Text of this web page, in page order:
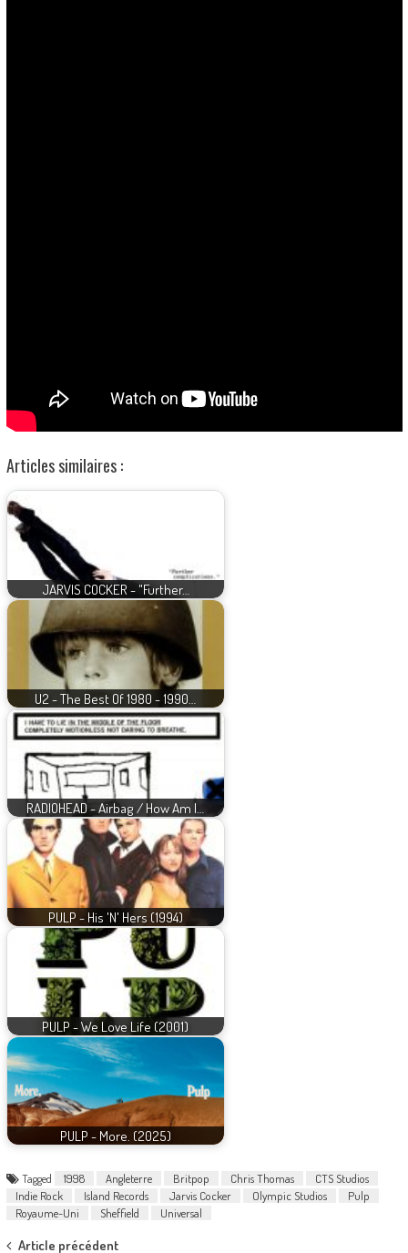
Articles similaires :
JARVIS COCKER - "Further…
U2 - The Best Of 1980 - 1990…
RADIOHEAD - Airbag / How Am I…
PULP - His 'N' Hers (1994)
PULP - We Love Life (2001)
PULP - More. (2025)
Tagged 1998 Angleterre Britpop Chris Thomas
CTS Studios
Indie Rock
Island Records Jarvis Cocker Olympic Studios
Pulp
Royaume-Uni
Sheffield Universal
Article précédent